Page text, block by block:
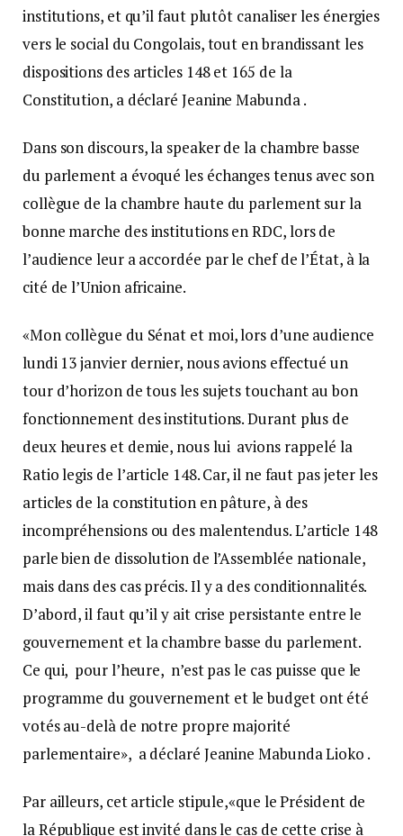
institutions, et qu’il faut plutôt canaliser les énergies
vers le social du Congolais, tout en brandissant les
dispositions des articles 148 et 165 de la
Constitution, a déclaré Jeanine Mabunda .
Dans son discours, la speaker de la chambre basse
du parlement a évoqué les échanges tenus avec son
collègue de la chambre haute du parlement sur la
bonne marche des institutions en RDC, lors de
l’audience leur a accordée par le chef de l’État, à la
cité de l’Union africaine.
«Mon collègue du Sénat et moi, lors d’une audience
lundi 13 janvier dernier, nous avions effectué un
tour d’horizon de tous les sujets touchant au bon
fonctionnement des institutions. Durant plus de
deux heures et demie, nous lui avions rappelé la
Ratio legis de l’article 148. Car, il ne faut pas jeter les
articles de la constitution en pâture, à des
incompréhensions ou des malentendus. L’article 148
parle bien de dissolution de l’Assemblée nationale,
mais dans des cas précis. Il y a des conditionnalités.
D’abord, il faut qu’il y ait crise persistante entre le
gouvernement et la chambre basse du parlement.
Ce qui, pour l’heure, n’est pas le cas puisse que le
programme du gouvernement et le budget ont été
votés au-delà de notre propre majorité
parlementaire», a déclaré Jeanine Mabunda Lioko .
Par ailleurs, cet article stipule,«que le Président de
la République est invité dans le cas de cette crise à